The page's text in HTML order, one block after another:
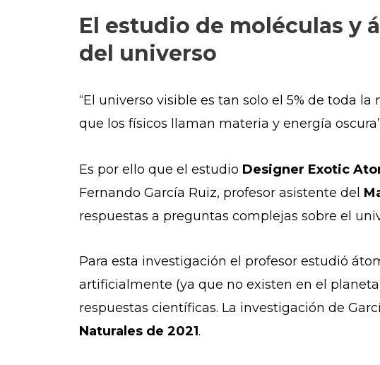
El estudio de moléculas y
del universo
“El universo visible es tan solo el 5% de toda la
que los físicos llaman materia y energía
Es por ello que el estudio Designer Exotic
Fernando García Ruiz, profesor asistente del
respuestas a preguntas complejas sobre el
Para esta investigación el profesor estudió
artificialmente (ya que no existen en el
respuestas científicas. La investigación de
Naturales de 2021.